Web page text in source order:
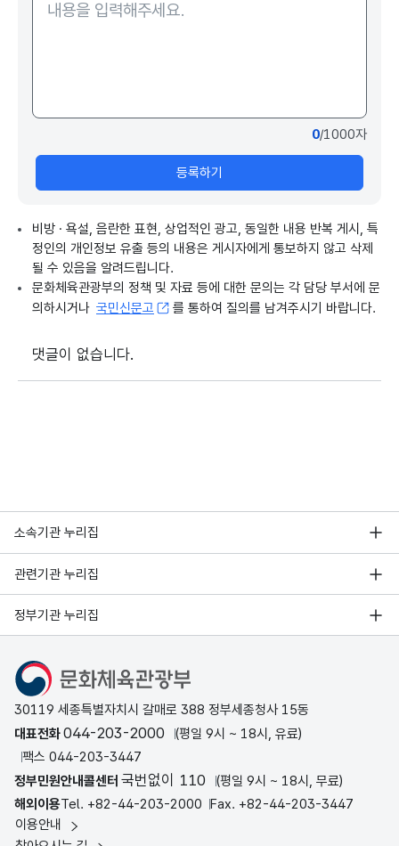
0/1000자
등록하기
비방 · 욕설, 음란한 표현, 상업적인 광고, 동일한 내용 반복 게시, 특
정인의 개인정보 유출 등의 내용은 게시자에게 통보하지 않고 삭제
될 수 있음을 알려드립니다.
문화체육관광부의 정책 및 자료 등에 대한 문의는 각 담당 부서에 문
의하시거나 국민신문고 를 통하여 질의를 남겨주시기 바랍니다.
댓글이 없습니다.
소속기관 누리집
관련기관 누리집
정부기관 누리집
문화체육관광부
30119 세종특별자치시 갈매로 388 정부세종청사 15동
대표전화044-203-2000
(평일 9시 ~ 18시, 유료)
팩스 044-203-3447
정부민원안내콜센터 국번없이 110
(평일 9시 ~ 18시, 무료)
해외이용Tel. +82-44-203-2000 Fax. +82-44-203-3447
이용안내